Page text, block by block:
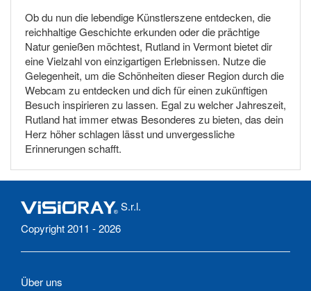
Ob du nun die lebendige Künstlerszene entdecken, die
reichhaltige Geschichte erkunden oder die prächtige
Natur genießen möchtest, Rutland in Vermont bietet dir
eine Vielzahl von einzigartigen Erlebnissen. Nutze die
Gelegenheit, um die Schönheiten dieser Region durch die
Webcam zu entdecken und dich für einen zukünftigen
Besuch inspirieren zu lassen. Egal zu welcher Jahreszeit,
Rutland hat immer etwas Besonderes zu bieten, das dein
Herz höher schlagen lässt und unvergessliche
Erinnerungen schafft.
S.r.l.
Copyright 2011 - 2026
Über uns